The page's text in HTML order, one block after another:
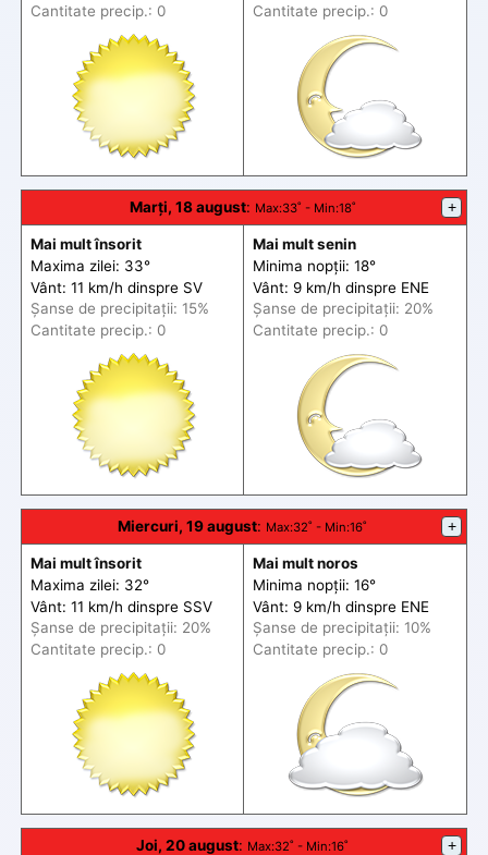
Cantitate precip.: 0
Cantitate precip.: 0
Marți, 18 august: Max:33˚ - Min:18˚ +
Mai mult însorit
Maxima zilei: 33°
Vânt: 11 km/h dinspre SV
Șanse de precipitații: 15%
Cantitate precip.: 0
Mai mult senin
Minima nopții: 18°
Vânt: 9 km/h dinspre ENE
Șanse de precipitații: 20%
Cantitate precip.: 0
Miercuri, 19 august: Max:32˚ - Min:16˚ +
Mai mult însorit
Maxima zilei: 32°
Vânt: 11 km/h dinspre SSV
Șanse de precipitații: 20%
Cantitate precip.: 0
Mai mult noros
Minima nopții: 16°
Vânt: 9 km/h dinspre ENE
Șanse de precipitații: 10%
Cantitate precip.: 0
Joi, 20 august: Max:32˚ - Min:16˚ +